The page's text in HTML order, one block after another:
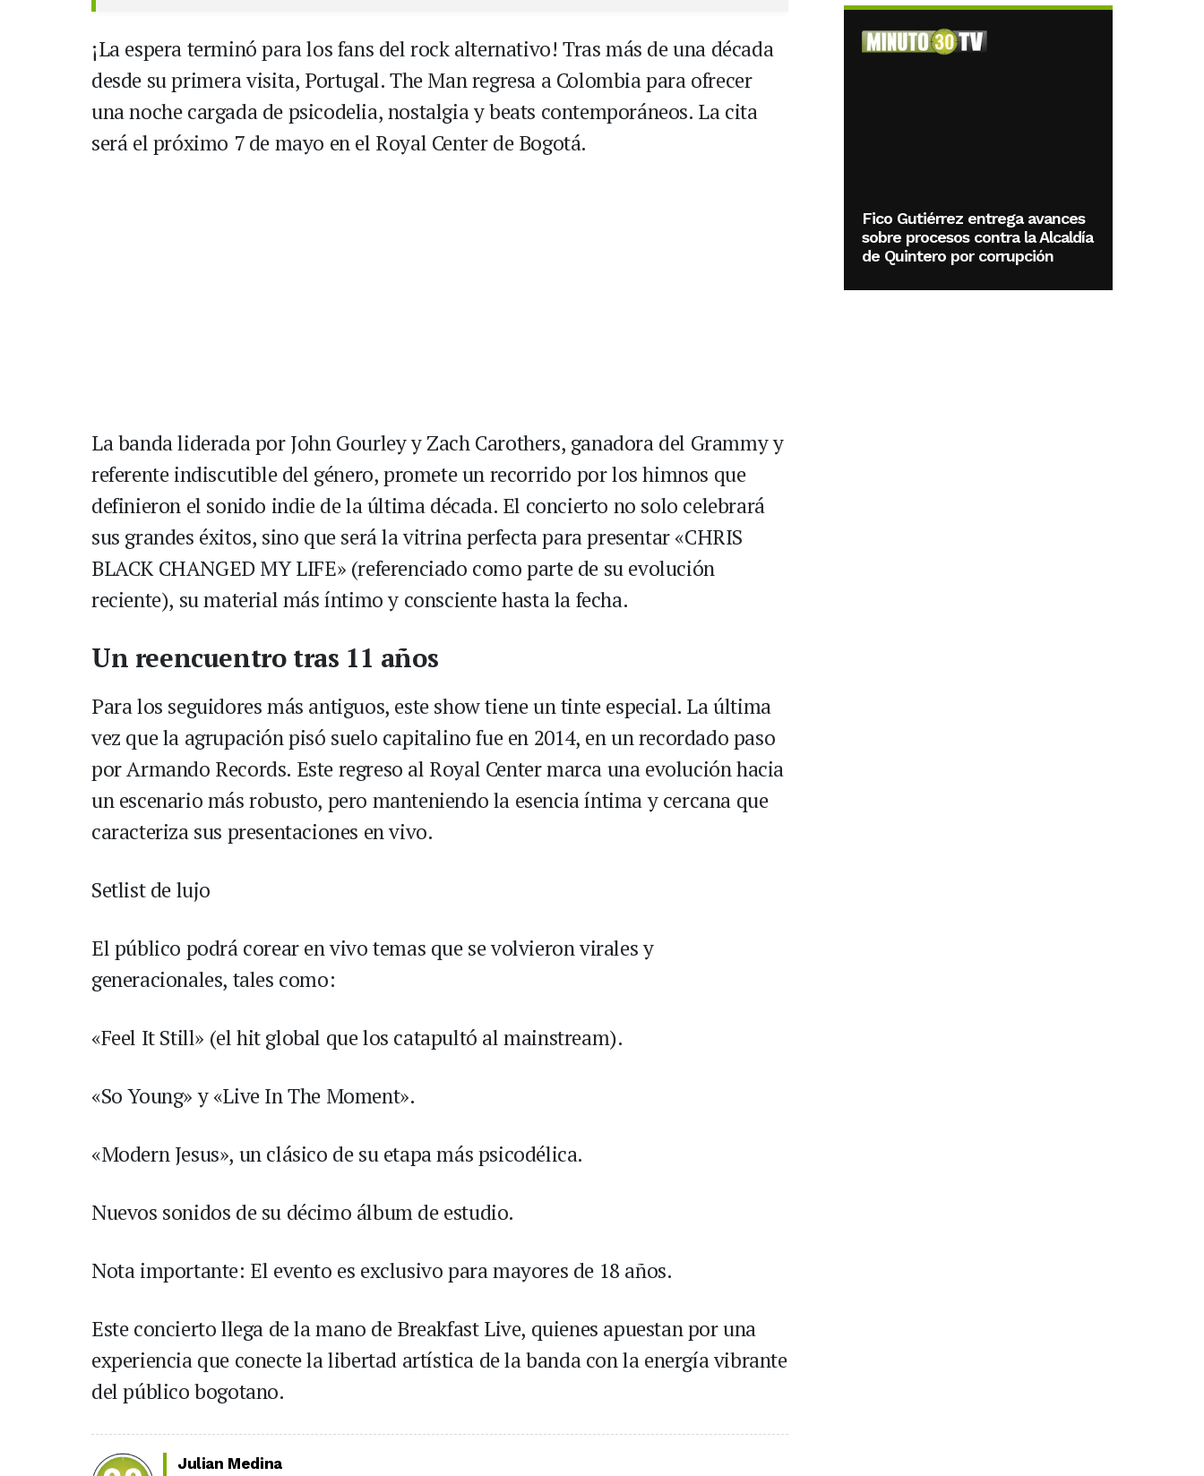
¡La espera terminó para los fans del rock alternativo! Tras más de una década
desde su primera visita, Portugal. The Man regresa a Colombia para ofrecer
una noche cargada de psicodelia, nostalgia y beats contemporáneos. La cita
será el próximo 7 de mayo en el Royal Center de Bogotá.
La banda liderada por John Gourley y Zach Carothers, ganadora del Grammy y
referente indiscutible del género, promete un recorrido por los himnos que
definieron el sonido indie de la última década. El concierto no solo celebrará
sus grandes éxitos, sino que será la vitrina perfecta para presentar «CHRIS
BLACK CHANGED MY LIFE» (referenciado como parte de su evolución
reciente), su material más íntimo y consciente hasta la fecha.
Un reencuentro tras 11 años
Para los seguidores más antiguos, este show tiene un tinte especial. La última
vez que la agrupación pisó suelo capitalino fue en 2014, en un recordado paso
por Armando Records. Este regreso al Royal Center marca una evolución hacia
un escenario más robusto, pero manteniendo la esencia íntima y cercana que
caracteriza sus presentaciones en vivo.
Setlist de lujo
El público podrá corear en vivo temas que se volvieron virales y
generacionales, tales como:
«Feel It Still» (el hit global que los catapultó al mainstream).
«So Young» y «Live In The Moment».
«Modern Jesus», un clásico de su etapa más psicodélica.
Nuevos sonidos de su décimo álbum de estudio.
Nota importante: El evento es exclusivo para mayores de 18 años.
Este concierto llega de la mano de Breakfast Live, quienes apuestan por una
experiencia que conecte la libertad artística de la banda con la energía vibrante
del público bogotano.
Julian Medina
Fico Gutiérrez entrega avances
sobre procesos contra la Alcaldía
de Quintero por corrupción